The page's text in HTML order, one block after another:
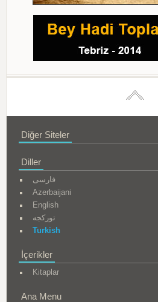
Diğer Siteler
Diller
فارسی
Azerbaijani
English
تورکجه
Turkish
İçerikler
Kitaplar
Ana Menu